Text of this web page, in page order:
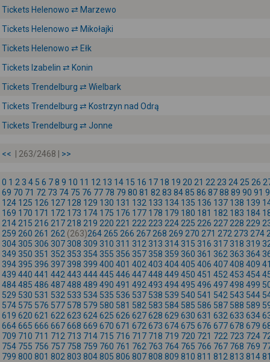
Tickets Helenowo ⇄ Marzewo
Tickets Helenowo ⇄ Mikołajki
Tickets Helenowo ⇄ Ełk
Tickets Izabelin ⇄ Konin
Tickets Trendelburg ⇄ Wielbark
Tickets Trendelburg ⇄ Kostrzyn nad Odrą
Tickets Trendelburg ⇄ Jonne
<< | 263/2468 | >>
0 1 2 3 4 5 6 78 9 10 11 12 13 14 15 16 17 18 19 20 21 22 23 24 25 26
69 70 71 72 73 74 75 76 77 78 79 80 81 82 83 8485 86 8788 89 90 91
124 125 126 127 128 129 130 131 132 133 134 135 136 137 138 139
169 170 171 172 173 174 175 176 177 178 179 180 181 182 183 184
214 215 216 217 218 219 220 221 222 223 224 225 226 227 228 229
259 260 261 262 (263)264 265 266 267 268 269 270 271 272 273 274
304 305 306 307 308 309 310 311 312 313 314 315 316 317 318 319
349 350 351 352 353 354 355 356 357 358 359 360 361 362 363 364
394 395 396 397 398 399 400 401 402 403 404405 406 407408 409
439 440 441 442 443 444445 446 447448 449 450 451 452 453 454
484485 486 487488 489 490 491 492 493 494495 496 497498 499
529 530 531 532 533 534 535 536 537 538 539 540 541 542 543 544
574 575 576 577 578 579 580 581 582 583 584 585 586 587 588 589
619 620 621 622 623 624625 626 627628 629 630 631 632 633 634
664665 666 667668 669 670 671 672 673 674675 676 677678 679
709 710 711 712 713 714 715 716 717 718 719 720 721 722 723 724
754 755 756 757 758 759 760 761 762 763 764 765 766 767 768 769
799 800 801 802 803 804805 806 807808 809 810 811 812 813 814